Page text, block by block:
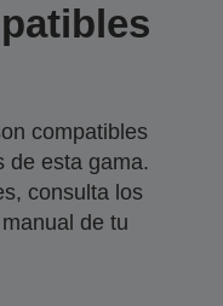
compatibles
de esta gama.
consulta los
de tu